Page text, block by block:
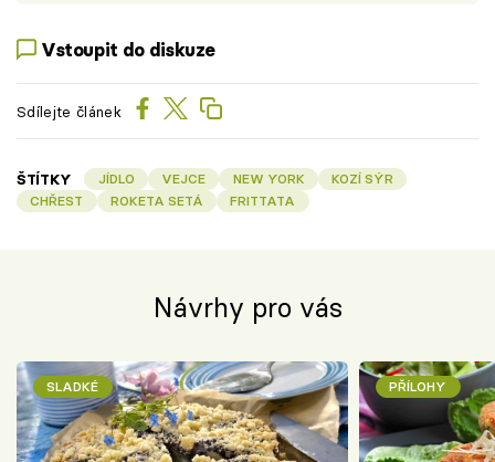
Vstoupit do diskuze
Sdílejte článek
ŠTÍTKY JÍDLO VEJCE NEW YORK
KOZÍ SÝR
CHŘEST
ROKETA SETÁ FRITTATA
Návrhy pro vás
SLADKÉ PŘÍLOHY